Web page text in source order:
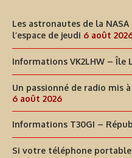
Les astronautes de la
l’espace de jeudi 6 août
Informations VK2LHW – Île
Un passionné de radio mis
6 août 2026
Informations T30GI –
Si votre téléphone